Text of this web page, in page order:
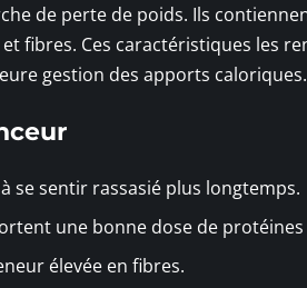
de perte de poids. Ils
fibres. Ces caractéristiques les
gestion des apports caloriques.
se sentir rassasié plus longtemps.
une bonne dose de protéines
élevée en fibres.